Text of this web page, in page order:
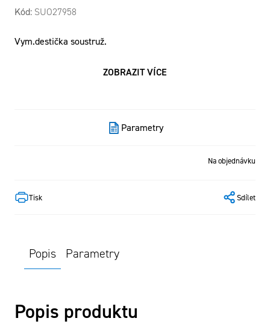
Kód: SUO27958
Vym.destička soustruž.
ZOBRAZIT VÍCE
Tisk Sdílet
Na objednávku
Parametry
Popis Parametry
Popis produktu